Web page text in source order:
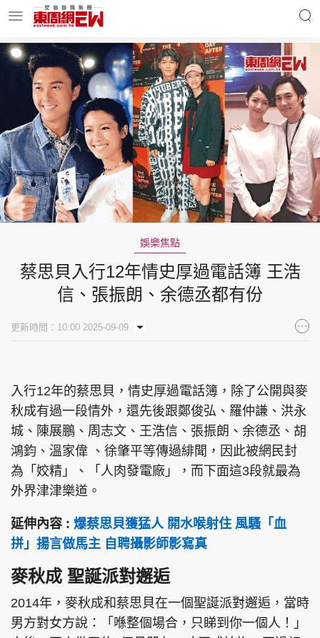
明星名人 時事財經
東周Ladies 優享生活
東周食玩通 會員活動
玄學靈異 東周專欄
東周刊 cazbuyer 東Touch
PCM 電腦廣場
娛樂焦點
蔡思貝入行12年情史厚過電話簿 王浩
信、張振朗、余德丞都有份
更新時間：10:00 2025-09-09
入行12年的蔡思貝，情史厚過電話簿，除了公開與麥
秋成有過一段情外，還先後跟鄭俊弘、羅仲謙、洪永
城、陳展鵬、周志文、王浩信、張振朗、余德丞、胡
鴻鈞、溫家偉 、徐肇平等傳過緋聞，因此被網民封
為「姣精」、「人肉發電廠」，而下面這3段就最為
外界津津樂道。
延伸內容 : 爆蔡思貝獲猛人 開水喉射住 風騷「血
拼」揚言做馬主 自聘攝影師影寫真
麥秋成 聖誕派對邂逅
2014年，麥秋成和蔡思貝在一個聖誕派對邂逅，當時
男方對女方說：「喺整個場合，只睇到你一個人！」